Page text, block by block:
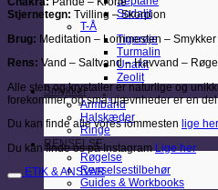
Sodalit
T-Å
Tigerøje
Turmalin
Unakit
Zeolit
Smykker
Armbånd
Halskæder
Ringe
RENSELSE
Røgelse
Renselsestilbehør
Guides & Workbooks
Stjernetegn: Tvilling – Skorpion
Brug: Meditation – Lommesten –
Rens: Vand – Saltvand – Havvand –
Alle sten og krystaller er naturlige og
forekommer, og små ujævnheder er en
Du kan finde alle vores lommesten lige her
Du kan finde os på Instagram Lige her
ETIK & ANSVAR